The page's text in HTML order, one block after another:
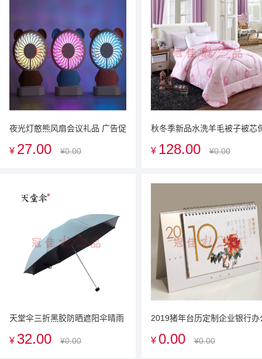
夜光灯憨熊风扇会议礼品 广告促
¥ 27.00 ¥0.00
秋冬季新品水洗羊毛被子被芯
广告促销礼品企业定制礼品
¥ 128.00 ¥0.00
天堂伞三折黑胶防晒遮阳伞晴雨
告伞企业定制雨伞送客户礼品展
¥ 32.00 ¥0.00
2019猪年台历定制企业银行办
告制作
¥ 0.00 ¥0.00